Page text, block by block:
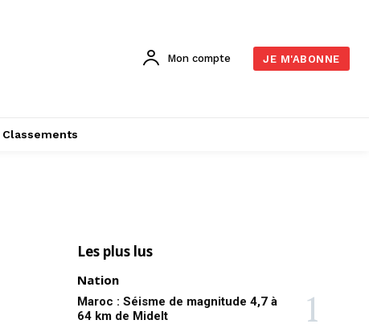
Mon compte JE M'ABONNE
Classements
Les plus lus
Nation
Maroc : Séisme de magnitude 4,7 à
64 km de Midelt